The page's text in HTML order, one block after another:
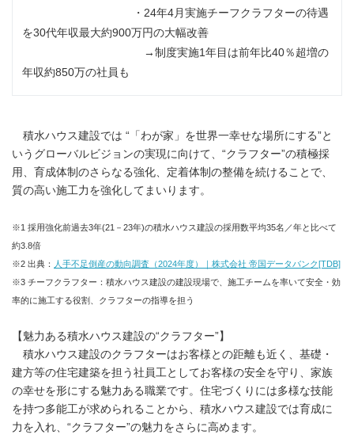
・24年4月実施チーフクラフターの待遇
を30代年収最大約900万円の大幅改善
→制度実施1年目は前年比40％超増の
年収約850万の社員も
積水ハウス建設では “「わが家」を世界一幸せな場所にする”と
いうグローバルビジョンの実現に向けて、“クラフター”の積極採
用、育成体制のさらなる強化、定着体制の整備を続けることで、
質の高い施工力を強化してまいります。
※1 採用強化前過去3年(21－23年)の積水ハウス建設の採用数平均35名／年と比べて
約3.8倍
※2 出典：
人手不足倒産の動向調査（2024年度）｜株式会社 帝国データバンク[TDB]
※3 チーフクラフター：積水ハウス建設の建設現場で、施工チームを率いて安全・効
率的に施工する役割、クラフターの指導を担う
【魅力ある積水ハウス建設の“クラフター”】
積水ハウス建設のクラフターはお客様との距離も近く、基礎・
建方等の住宅建築を担う社員工としてお客様の安全を守り、家族
の幸せを形にする魅力ある職業です。住宅づくりには多様な技能
を持つ多能工が求められることから、積水ハウス建設では育成に
力を入れ、“クラフター”の魅力をさらに高めます。